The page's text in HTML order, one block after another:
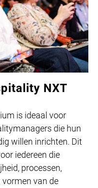
NXT
is ideaal voor
die hun
willen inrichten. Dit
iedereen die
processen,
van de